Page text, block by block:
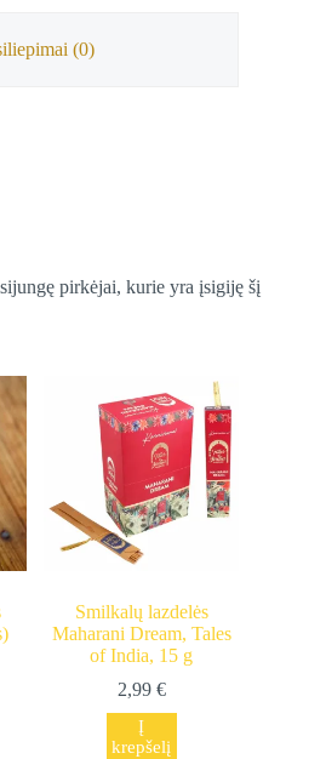
(0)
pirkėjai, kurie yra įsigiję šį
Smilkalų lazdelės
Maharani Dream, Tales
of India, 15 g
2,99 €
Į
krepšelį